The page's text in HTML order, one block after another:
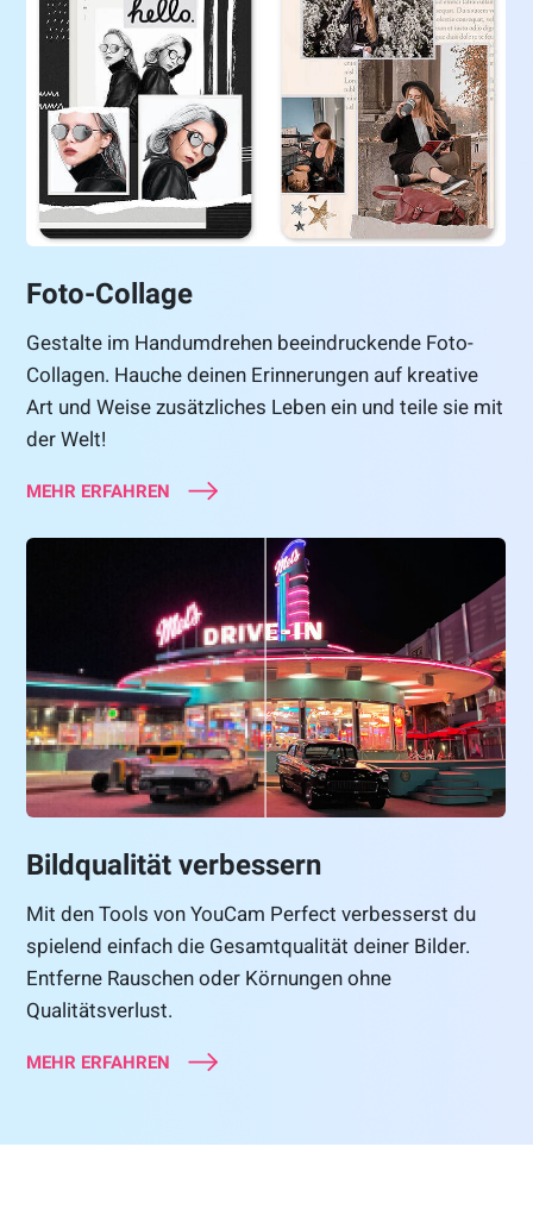
Foto-Collage
Gestalte im Handumdrehen beeindruckende Foto-
Collagen. Hauche deinen Erinnerungen auf kreative
Art und Weise zusätzliches Leben ein und teile sie mit
der Welt!
MEHR ERFAHREN
Bildqualität verbessern
Mit den Tools von YouCam Perfect verbesserst du
spielend einfach die Gesamtqualität deiner Bilder.
Entferne Rauschen oder Körnungen ohne
Qualitätsverlust.
MEHR ERFAHREN